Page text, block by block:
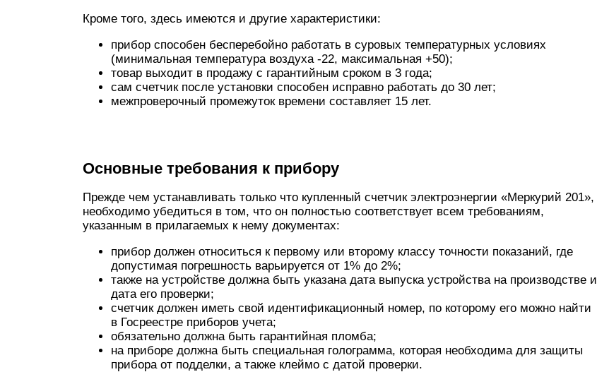
Кроме того, здесь имеются и другие характеристики:
прибор способен бесперебойно работать в суровых температурных условиях
(минимальная температура воздуха -22, максимальная +50);
товар выходит в продажу с гарантийным сроком в 3 года;
сам счетчик после установки способен исправно работать до 30 лет;
межпроверочный промежуток времени составляет 15 лет.
Основные требования к прибору
Прежде чем устанавливать только что купленный счетчик электроэнергии «Меркурий 201»,
необходимо убедиться в том, что он полностью соответствует всем требованиям,
указанным в прилагаемых к нему документах:
прибор должен относиться к первому или второму классу точности показаний, где
допустимая погрешность варьируется от 1% до 2%;
также на устройстве должна быть указана дата выпуска устройства на производстве и
дата его проверки;
счетчик должен иметь свой идентификационный номер, по которому его можно найти
в Госреестре приборов учета;
обязательно должна быть гарантийная пломба;
на приборе должна быть специальная голограмма, которая необходима для защиты
прибора от подделки, а также клеймо с датой проверки.